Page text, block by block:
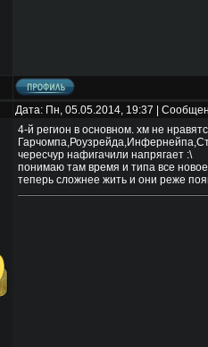
Дата: Пн, 05.05.2014, 19:37 |
4-й регион в основном. хм не
чересчур нафигачили напрягает :\
понимаю там время и типа все
теперь сложнее жить и они реже